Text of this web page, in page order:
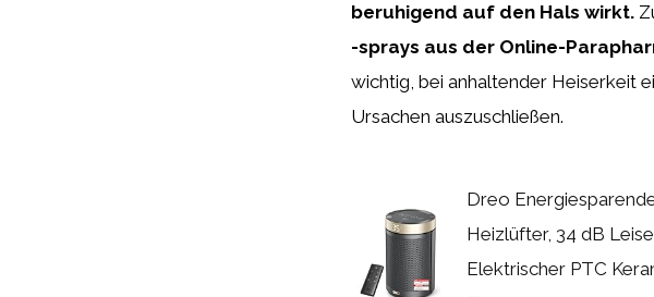
beruhigend auf den Hals wirkt.
-sprays aus der Online-
wichtig, bei anhaltender Heiserkeit
Ursachen auszuschließen.
Dreo
Heizlüfter, 34 dB
Elektrischer PTC